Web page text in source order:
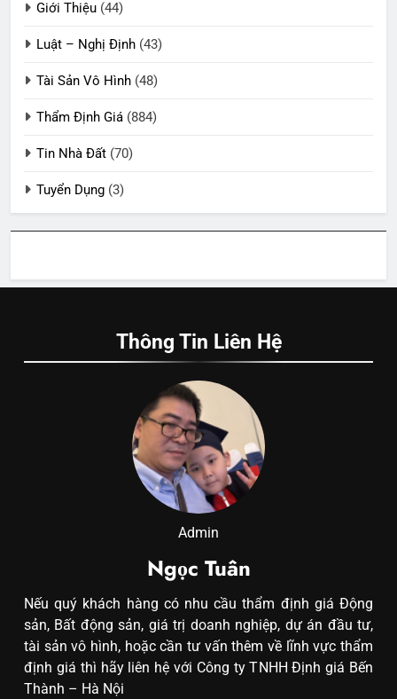
Giới Thiệu (44)
Luật – Nghị Định (43)
Tài Sản Vô Hình (48)
Thẩm Định Giá (884)
Tin Nhà Đất (70)
Tuyển Dụng (3)
Thông Tin Liên Hệ
Admin
Ngọc Tuân
Nếu quý khách hàng có nhu cầu thẩm định giá Động
sản, Bất động sản, giá trị doanh nghiệp, dự án đầu tư,
tài sản vô hình, hoặc cần tư vấn thêm về lĩnh vực thẩm
định giá thì hãy liên hệ với Công ty TNHH Định giá Bến
Thành – Hà Nội